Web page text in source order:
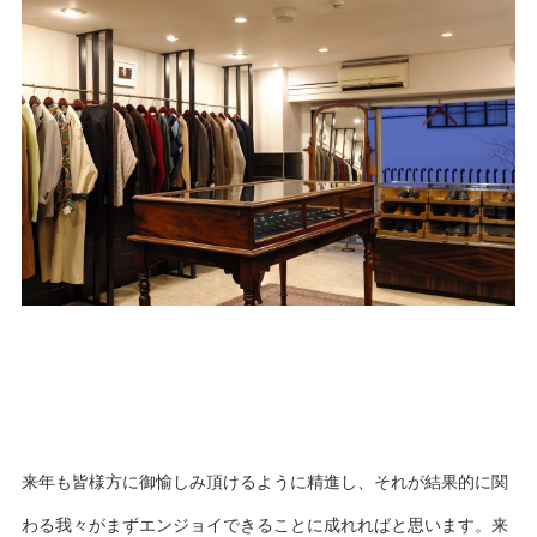
来年も皆様方に御愉しみ頂けるように精進し、それが結果的に関
わる我々がまずエンジョイできることに成れればと思います。来